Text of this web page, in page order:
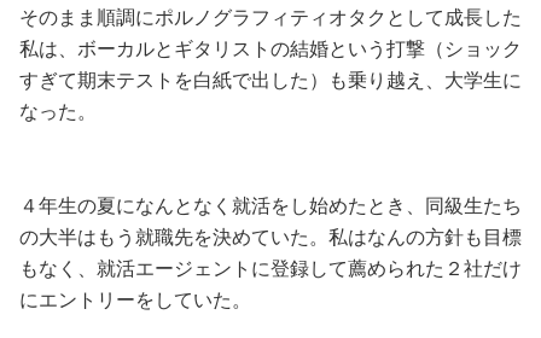
そのまま順調にポルノグラフィティオタクとして成長した
私は、ボーカルとギタリストの結婚という打撃（ショック
すぎて期末テストを白紙で出した）も乗り越え、大学生に
なった。
４年生の夏になんとなく就活をし始めたとき、同級生たち
の大半はもう就職先を決めていた。私はなんの方針も目標
もなく、就活エージェントに登録して薦められた２社だけ
にエントリーをしていた。